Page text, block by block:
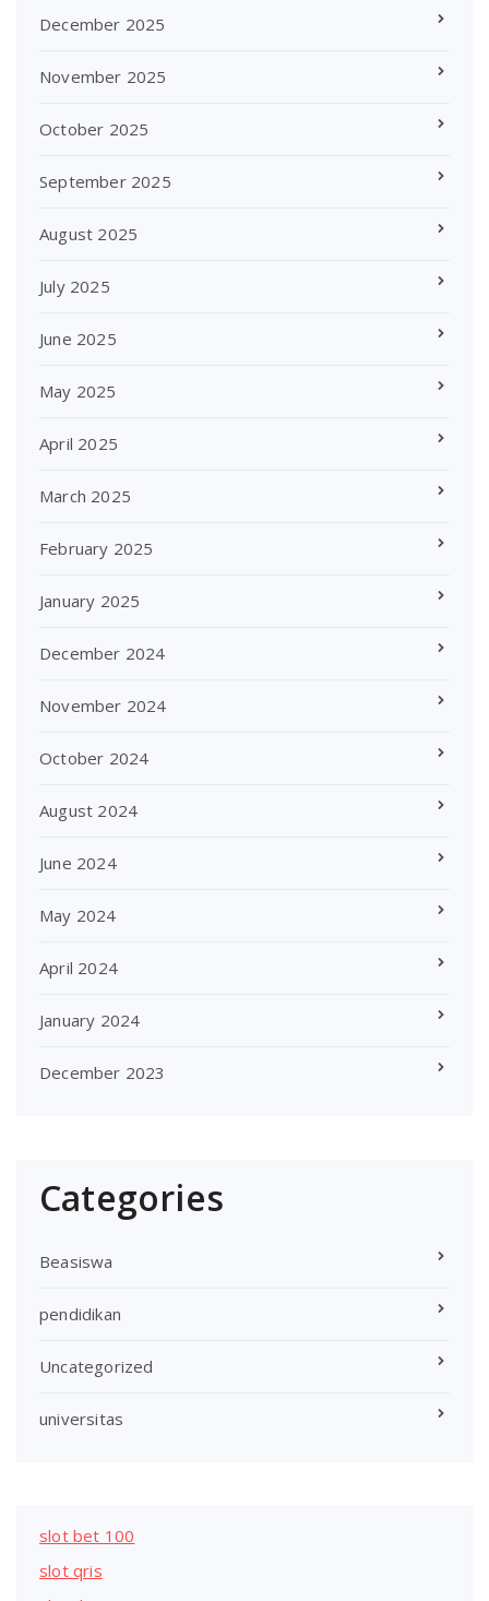
December 2025
November 2025
October 2025
September 2025
August 2025
July 2025
June 2025
May 2025
April 2025
March 2025
February 2025
January 2025
December 2024
November 2024
October 2024
August 2024
June 2024
May 2024
April 2024
January 2024
December 2023
Categories
Beasiswa
pendidikan
Uncategorized
universitas
slot bet 100
slot qris